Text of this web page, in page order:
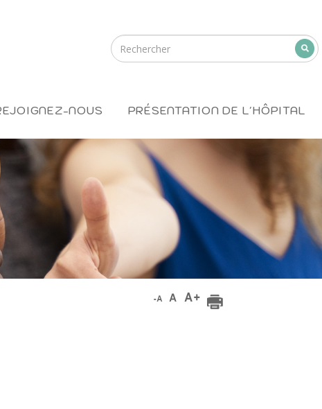
NOUS PRÉSENTATION DE L'HÔPITAL